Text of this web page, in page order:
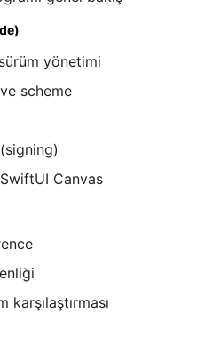
yönetimi
scheme
Canvas